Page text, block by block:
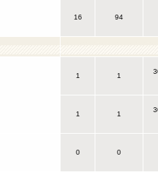
16 94
1 1
1 1
0 0